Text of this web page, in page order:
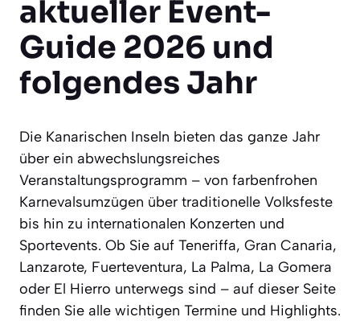
aktueller Event-
Guide 2026 und
folgendes Jahr
Die Kanarischen Inseln bieten das ganze Jahr
über ein abwechslungsreiches
Veranstaltungsprogramm – von farbenfrohen
Karnevalsumzügen über traditionelle Volksfeste
bis hin zu internationalen Konzerten und
Sportevents. Ob Sie auf Teneriffa, Gran Canaria,
Lanzarote, Fuerteventura, La Palma, La Gomera
oder El Hierro unterwegs sind – auf dieser Seite
finden Sie alle wichtigen Termine und Highlights.